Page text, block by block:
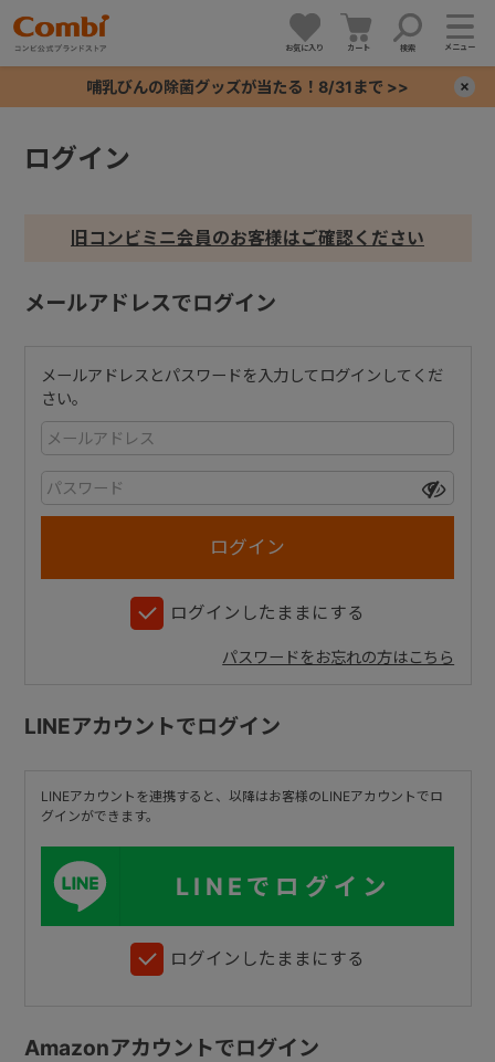
お気に入り カート 検索 メニュー
哺乳びんの除菌グッズが当たる！8/31まで >>
ログイン
旧コンビミニ会員のお客様はご確認ください
メールアドレスでログイン
メールアドレスとパスワードを入力してログインしてくだ
さい。
ログインしたままにする
パスワードをお忘れの方はこちら
LINEアカウントでログイン
LINEアカウントを連携すると、以降はお客様のLINEアカウントでロ
グインができます。
LINEでログイン
ログインしたままにする
Amazonアカウントでログイン